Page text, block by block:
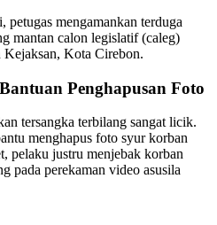
petugas mengamankan terduga
mantan calon legislatif (caleg)
Kota Cirebon.
Penghapusan Foto
tersangka terbilang sangat licik.
menghapus foto syur korban
pelaku justru menjebak korban
pada perekaman video asusila